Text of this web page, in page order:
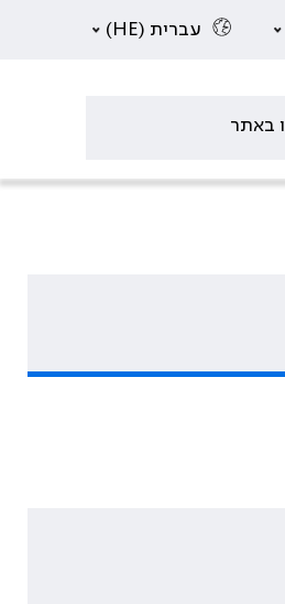
עברית (HE)